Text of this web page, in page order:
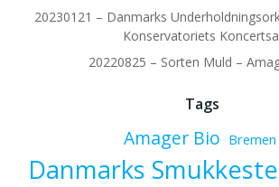
20230121 – Danmarks
Konservatoriets
20220825 – Sorten Muld –
Tags
Amager Bio Bremen
Danmarks